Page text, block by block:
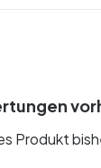
Produkt